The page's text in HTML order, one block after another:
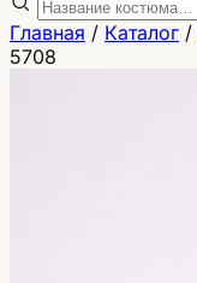
Главная / Каталог /
5708